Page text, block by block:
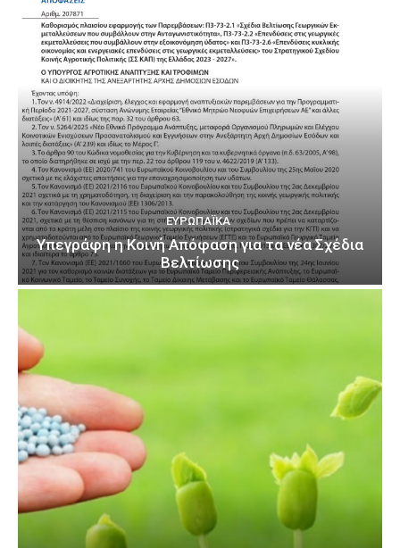
ΕΥΡΩΠΑΪΚΆ
Υπεγράφη η Κοινή Απόφαση για τα νέα Σχέδια
Βελτίωσης